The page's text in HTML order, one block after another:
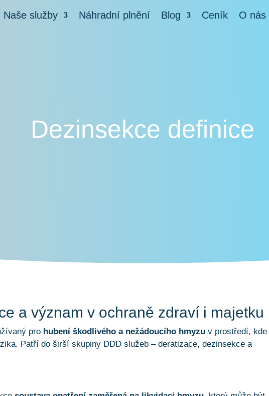
Naše služby Náhradní plnění Blog Ceník O nás
Dezinsekce definice
a význam v ochraně zdraví i majetku
pro hubení škodlivého a nežádoucího hmyzu v prostředí, kde
Patří do širší skupiny DDD služeb – deratizace, dezinsekce a